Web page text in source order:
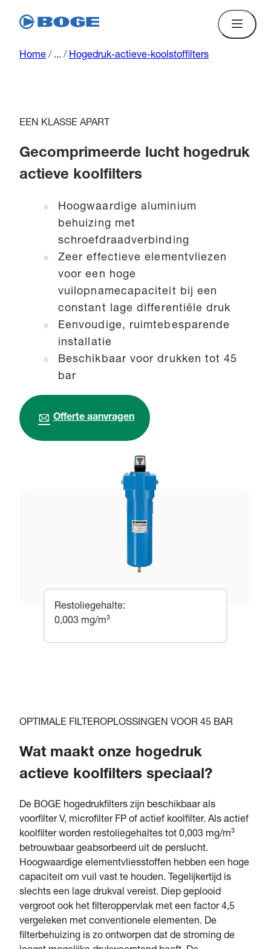
Home / ... / Hogedruk-actieve-koolstoffilters
EEN KLASSE APART
Gecomprimeerde lucht hogedruk
actieve koolfilters
Hoogwaardige aluminium
behuizing met
schroefdraadverbinding
Zeer effectieve elementvliezen
voor een hoge
vuilopnamecapaciteit bij een
constant lage differentiële druk
Eenvoudige, ruimtebesparende
installatie
Beschikbaar voor drukken tot 45
bar
Offerte aanvragen
Restoliegehalte:
0,003 mg/m³
OPTIMALE FILTEROPLOSSINGEN VOOR 45 BAR
Wat maakt onze hogedruk
actieve koolfilters speciaal?
De BOGE hogedrukfilters zijn beschikbaar als
voorfilter V, microfilter FP of actief koolfilter. Als actief
koolfilter worden restoliegehaltes tot 0,003 mg/m³
betrouwbaar geabsorbeerd uit de perslucht.
Hoogwaardige elementvliesstoffen hebben een hoge
capaciteit om vuil vast te houden. Tegelijkertijd is
slechts een lage drukval vereist. Diep geplooid
vergroot ook het filteroppervlak met een factor 4,5
vergeleken met conventionele elementen. De
filterbehuizing is zo ontworpen dat de stroming de